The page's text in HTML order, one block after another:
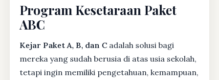
Program Kesetaraan Paket
ABC
Kejar Paket A, B, dan C adalah solusi bagi
mereka yang sudah berusia di atas usia sekolah,
tetapi ingin memiliki pengetahuan, kemampuan,